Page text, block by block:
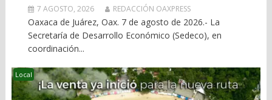
7 AGOSTO, 2026 REDACCIÓN OAXPRESS
Oaxaca de Juárez, Oax. 7 de agosto de 2026.- La
Secretaría de Desarrollo Económico (Sedeco), en
coordinación...
Local